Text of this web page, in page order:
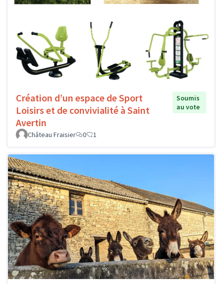
Création d’un espace de Sport
Loisirs et de convivialité à Saint
Avertin
Soumis
au vote
Château Fraisier 0 1